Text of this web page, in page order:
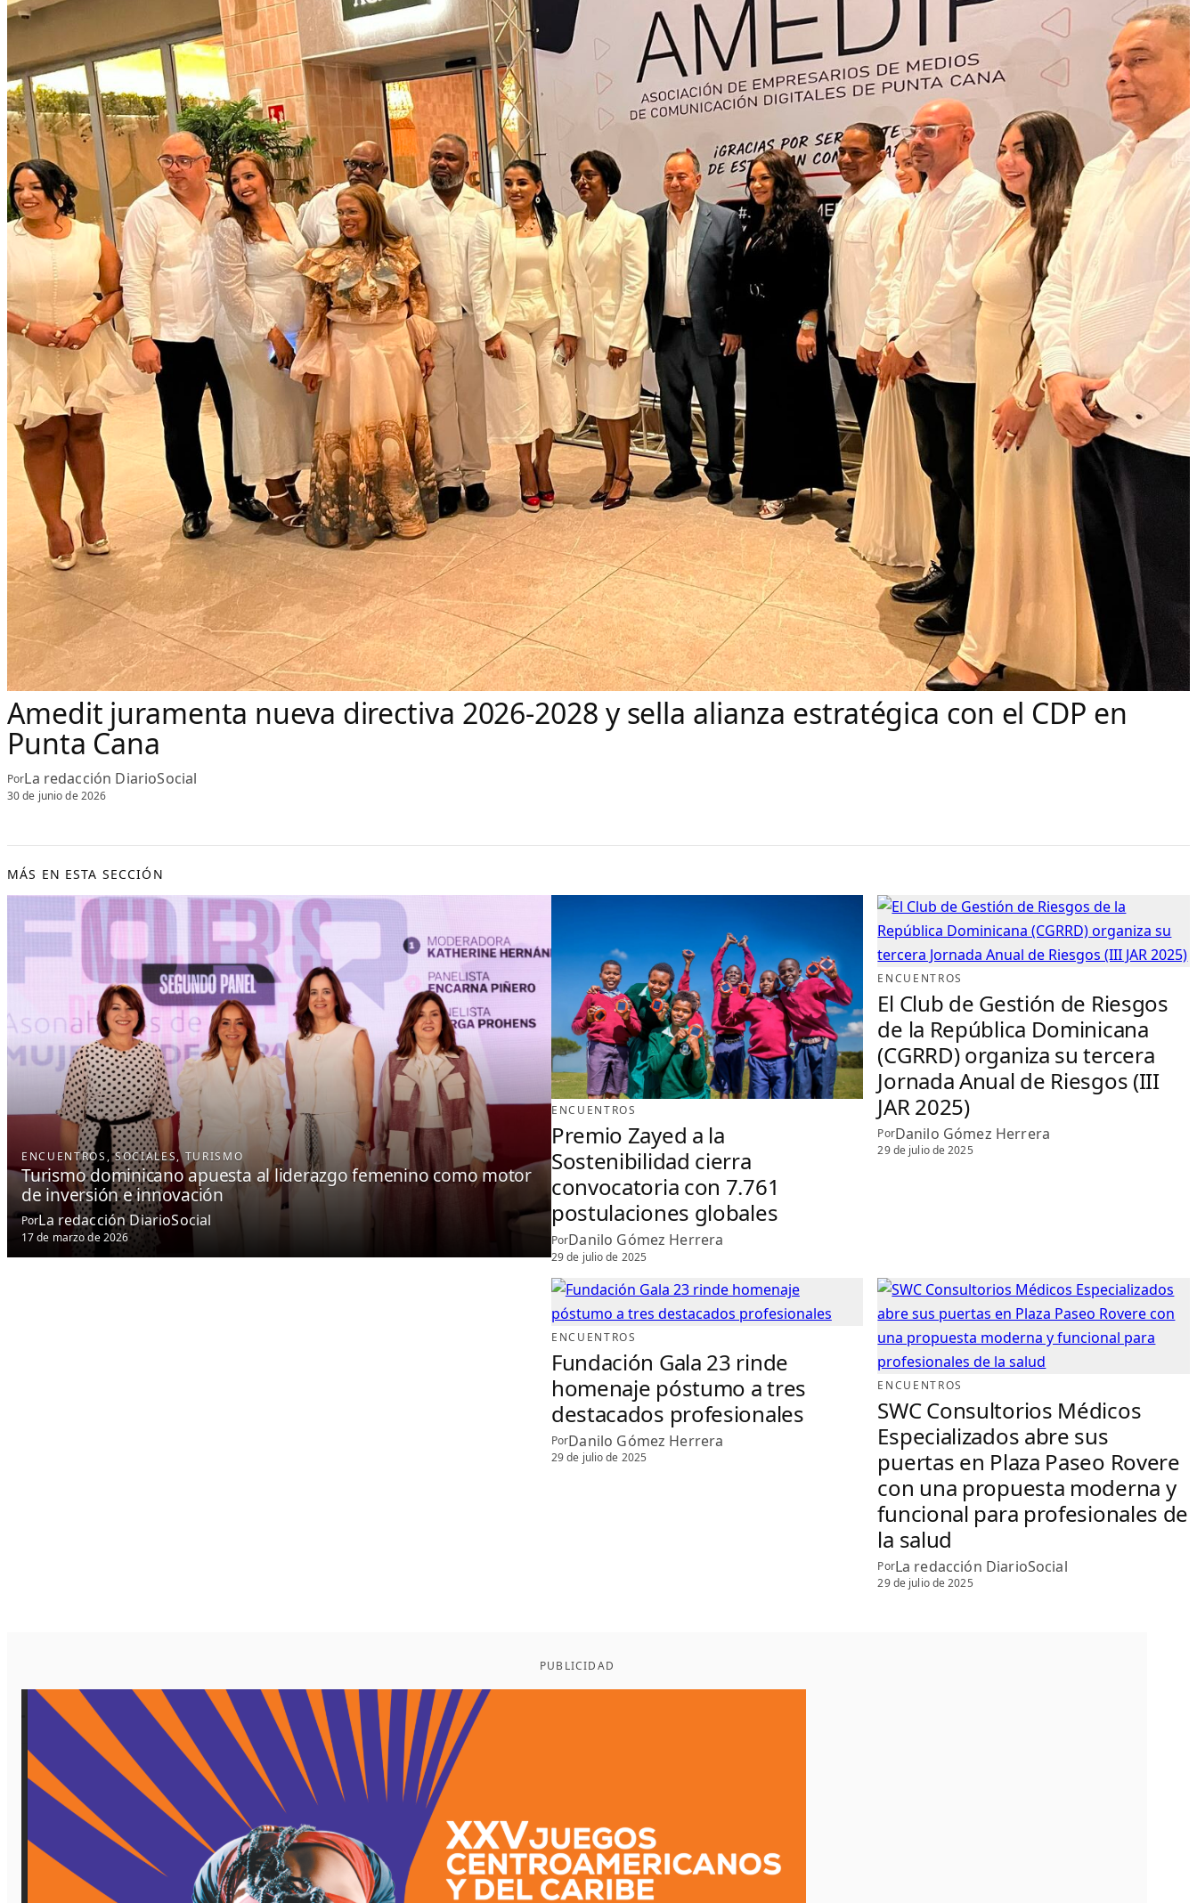
Amedit juramenta nueva directiva 2026-2028 y sella alianza estratégica con el CDP en
Punta Cana
PorLa redacción DiarioSocial
30 de junio de 2026
MÁS EN ESTA SECCIÓN
ENCUENTROS , SOCIALES, TURISMO
Turismo dominicano apuesta al liderazgo femenino como motor
de inversión e innovación
PorLa redacción DiarioSocial
17 de marzo de 2026
ENCUENTROS
Premio Zayed a la
Sostenibilidad cierra
convocatoria con 7.761
postulaciones globales
PorDanilo Gómez Herrera
29 de julio de 2025
ENCUENTROS
El Club de Gestión de Riesgos
de la República Dominicana
(CGRRD) organiza su tercera
Jornada Anual de Riesgos (III
JAR 2025)
PorDanilo Gómez Herrera
29 de julio de 2025
ENCUENTROS
Fundación Gala 23 rinde
homenaje póstumo a tres
destacados profesionales
PorDanilo Gómez Herrera
29 de julio de 2025
ENCUENTROS
SWC Consultorios Médicos
Especializados abre sus
puertas en Plaza Paseo Rovere
con una propuesta moderna y
funcional para profesionales de
la salud
PorLa redacción DiarioSocial
29 de julio de 2025
PUBLICIDAD